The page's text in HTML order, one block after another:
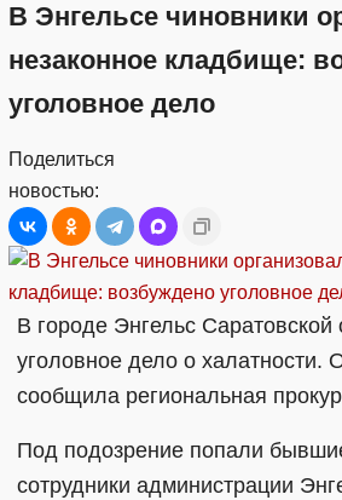
В Энгельсе чиновники
незаконное кладбище:
уголовное дело
Поделиться
новостью:
В городе Энгельс Саратовской
уголовное дело о халатности.
сообщила региональная
Под подозрение попали
сотрудники администрации